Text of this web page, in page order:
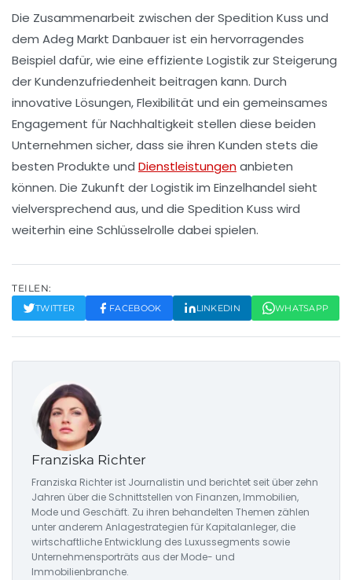
Die Zusammenarbeit zwischen derSpedition Kuss und
dem Adeg Markt Danbauerist ein hervorragendes
Beispiel dafür, wie eine effiziente Logistik zur Steigerung
der Kundenzufriedenheit beitragen kann. Durch
innovative Lösungen, Flexibilität und ein gemeinsames
Engagement für Nachhaltigkeit stellen diese beiden
Unternehmen sicher, dass sie ihren Kunden stets die
besten Produkte und Dienstleistungenanbieten
können. Die Zukunft der Logistik im Einzelhandel sieht
vielversprechend aus, und die Spedition Kuss wird
weiterhin eine Schlüsselrolle dabei spielen.
TEILEN:
TWITTER FACEBOOK LINKEDIN WHATSAPP
Franziska Richter
Franziska Richter ist Journalistin und berichtet seit über zehn
Jahren über die Schnittstellen von Finanzen, Immobilien,
Mode und Geschäft. Zu ihren behandelten Themen zählen
unter anderem Anlagestrategien für Kapitalanleger, die
wirtschaftliche Entwicklung des Luxussegments sowie
Unternehmensporträts aus der Mode- und
Immobilienbranche.